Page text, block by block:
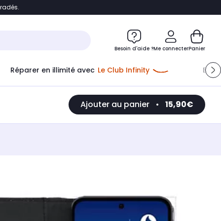
Accéder directement au chatbot
Besoin d'aide ?Me connecterPanier
Réparer en illimité avec Le Club Infinity
Ajouter au panier • 15,90€